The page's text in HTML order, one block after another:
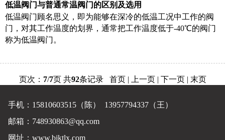
低温阀门与普通常温阀门的区别及选用
低温阀门顾名思义，即为能够在深冷的低温工况中工作的阀
门，对其工作温度的划界，通常把工作温度低于-40℃的阀门
称为低温阀门。
页次： 7/7页 共92条记录 首页| 上一页| 下一页 | 末页
手机：15810603515（陈） 13957794337（王）
邮箱：748930863@qq.com
网址： www.bjktlx.com